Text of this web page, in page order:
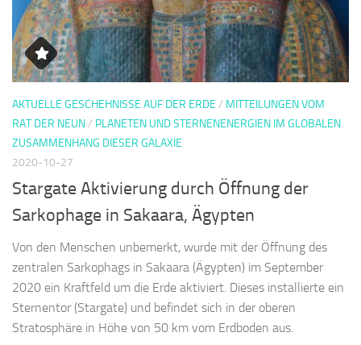
AKTUELLE GESCHEHNISSE AUF DER ERDE / MITTEILUNGEN VOM
RAT DER NEUN/ PLANETEN UND STERNENENERGIEN IM GLOBALEN
ZUSAMMENHANG DIESER GALAXIE
2020-10-27
Stargate Aktivierung durch Öffnung der
Sarkophage in Sakaara, Ägypten
Von den Menschen unbemerkt, wurde mit der Öffnung des
zentralen Sarkophags in Sakaara (Ägypten) im September
2020 ein Kraftfeld um die Erde aktiviert. Dieses installierte ein
Sternentor (Stargate) und befindet sich in der oberen
Stratosphäre in Höhe von 50 km vom Erdboden aus.